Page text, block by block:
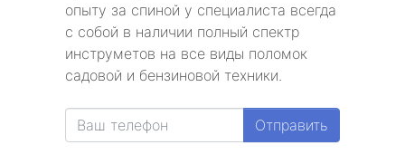
опыту за спиной у специалиста всегда
с собой в наличии полный спектр
инструметов на все виды поломок
садовой и бензиновой техники.
Отправить